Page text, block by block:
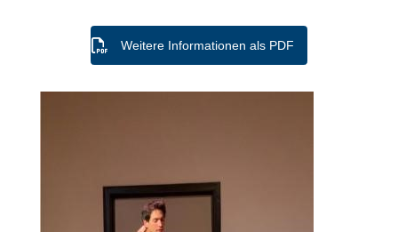
Weitere Informationen als PDF